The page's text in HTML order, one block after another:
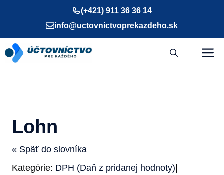
(+421) 911 36 36 14
info@uctovnictvoprekazdeho.sk
Lohn
« Späť do slovníka
Kategórie: DPH (Daň z pridanej hodnoty)|